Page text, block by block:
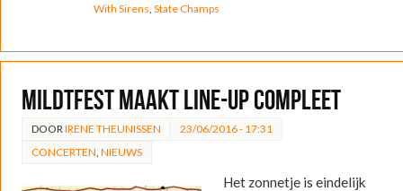
With Sirens State Champs
Mildtfest maakt line-up compleet
DOOR IRENE THEUNISSEN
23/06/2016 - 17:31
CONCERTEN NIEUWS
Het zonnetje is eindelijk